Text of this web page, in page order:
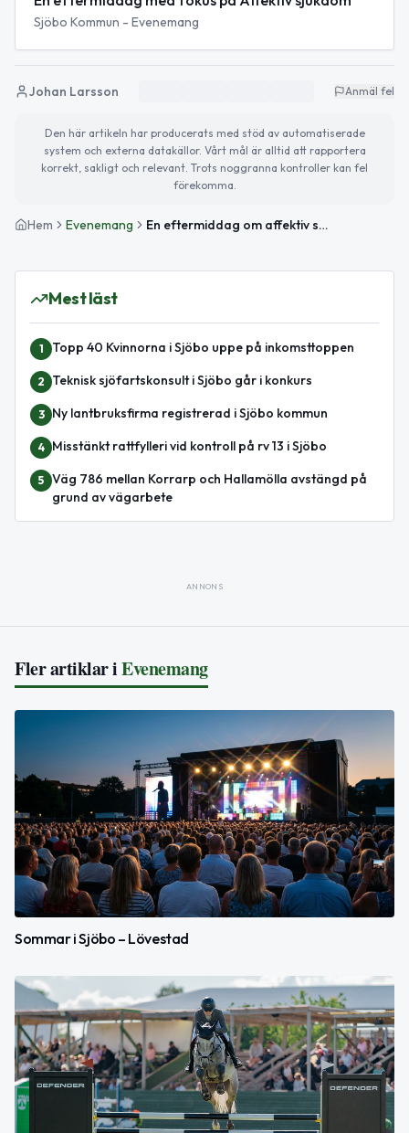
Sjöbo Kommun - Evenemang
Johan Larsson Anmäl fel
Den här artikeln har producerats med stöd av automatiserade
system och externa datakällor. Vårt mål är alltid att rapportera
korrekt, sakligt och relevant. Trots noggranna kontroller kan fel
förekomma.
Hem Evenemang En eftermiddag om affektiv sjukdom
Mest läst
1 Topp 40 Kvinnorna i Sjöbo uppe på inkomsttoppen
2 Teknisk sjöfartskonsult i Sjöbo går i konkurs
3 Ny lantbruksfirma registrerad i Sjöbo kommun
4 Misstänkt rattfylleri vid kontroll på rv 13 i Sjöbo
5 Väg 786 mellan Korrarp och Hallamölla avstängd på
grund av vägarbete
ANNONS
Fler artiklar iEvenemang
Sommar i Sjöbo – Lövestad